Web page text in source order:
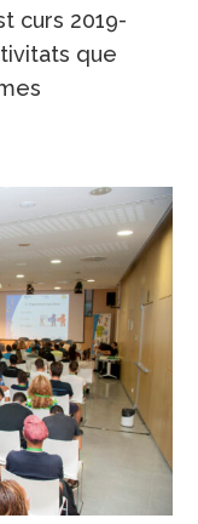
curs 2019-
que